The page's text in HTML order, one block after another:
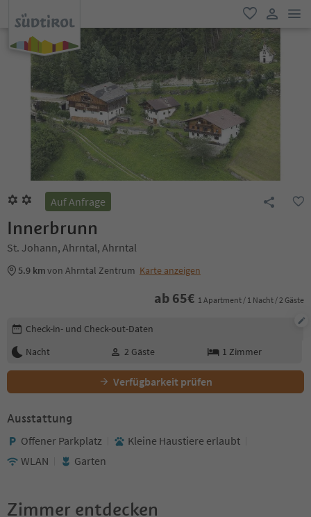
favorit
user link
Auf Anfrage
Innerbrunn
St. Johann, Ahrntal, Ahrntal
5.9 kmvon Ahrntal Zentrum Karte anzeigen
ab 65€ 1 Apartment / 1 Nacht / 2 Gäste
Buchungsdetails bearbeiten
Check-in- und Check-out-Daten
Nacht
2 Gäste 1 Zimmer
Verfügbarkeit prüfen
Ausstattung
Offener Parkplatz
Kleine Haustiere erlaubt
WLAN
Garten
Zimmer entdecken